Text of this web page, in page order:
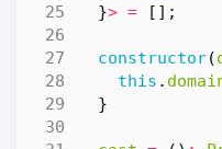
}> = [];
constructor(
this .
}